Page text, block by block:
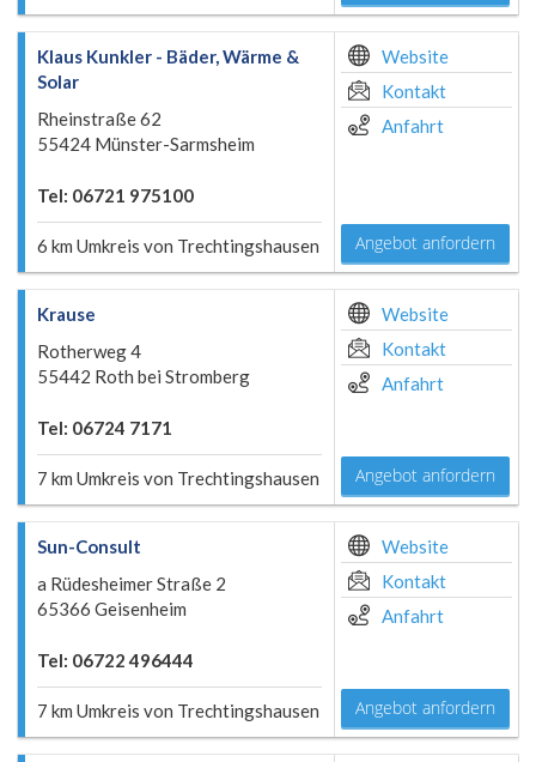
Klaus Kunkler - Bäder, Wärme &
Solar
Rheinstraße 62
55424 Münster-Sarmsheim
Tel: 06721 975100
6 km Umkreis von Trechtingshausen
Website
Kontakt
Anfahrt
Angebot anfordern
Krause
Rotherweg 4
55442 Roth bei Stromberg
Tel: 06724 7171
7 km Umkreis von Trechtingshausen
Website
Kontakt
Anfahrt
Angebot anfordern
Sun-Consult
a Rüdesheimer Straße 2
65366 Geisenheim
Tel: 06722 496444
7 km Umkreis von Trechtingshausen
Website
Kontakt
Anfahrt
Angebot anfordern